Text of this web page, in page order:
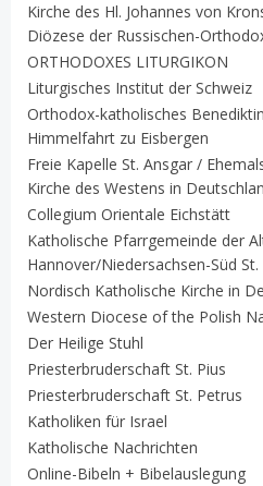
Kirche des Hl. Johannes von
Diözese der Russischen-
ORTHODOXES LITURGIKON
Liturgisches Institut der Schweiz
Orthodox-katholisches
Himmelfahrt zu Eisbergen
Freie Kapelle St. Ansgar /
Kirche des Westens in
Collegium Orientale Eichstätt
Katholische Pfarrgemeinde der
Hannover/Niedersachsen-Süd
Nordisch Katholische Kirche in
Western Diocese of the Polish
Der Heilige Stuhl
Priesterbruderschaft St. Pius
Priesterbruderschaft St. Petrus
Katholiken für Israel
Katholische Nachrichten
Online-Bibeln + Bibelauslegung